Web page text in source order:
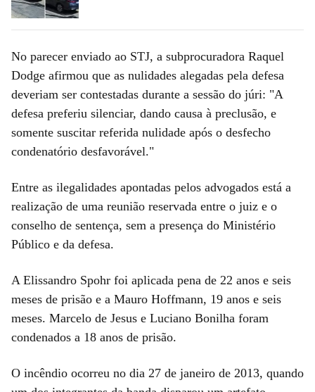
No parecer enviado ao STJ, a subprocuradora Raquel
Dodge afirmou que as nulidades alegadas pela defesa
deveriam ser contestadas durante a sessão do júri: "A
defesa preferiu silenciar, dando causa à preclusão, e
somente suscitar referida nulidade após o desfecho
condenatório desfavorável."
Entre as ilegalidades apontadas pelos advogados está a
realização de uma reunião reservada entre o juiz e o
conselho de sentença, sem a presença do Ministério
Público e da defesa.
A Elissandro Spohr foi aplicada pena de 22 anos e seis
meses de prisão e a Mauro Hoffmann, 19 anos e seis
meses. Marcelo de Jesus e Luciano Bonilha foram
condenados a 18 anos de prisão.
O incêndio ocorreu no dia 27 de janeiro de 2013, quando